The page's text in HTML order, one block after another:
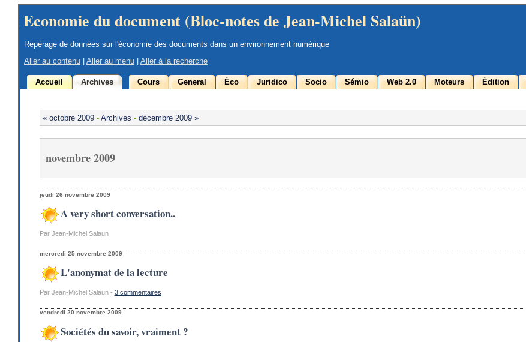
Economie du document (Bloc-notes de Jean-Michel Salaün)
Repérage de données sur l'économie des documents dans un environnement numérique
Aller au contenu |Aller au menu |Aller à la recherche
Accueil Archives Cours General Éco Juridico Socio Sémio Web 2.0 Moteurs Édition
« octobre 2009- Archives - décembre 2009 »
novembre 2009
jeudi 26 novembre 2009
A very short conversation..
Par Jean-Michel Salaun
mercredi 25 novembre 2009
L'anonymat de la lecture
Par Jean-Michel Salaun - 3 commentaires
vendredi 20 novembre 2009
Sociétés du savoir, vraiment ?